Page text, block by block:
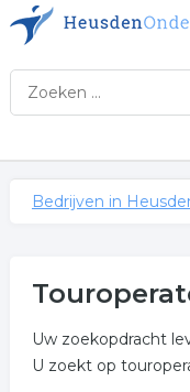
Bedrijven in
Uw zoekopdracht
U zoekt op